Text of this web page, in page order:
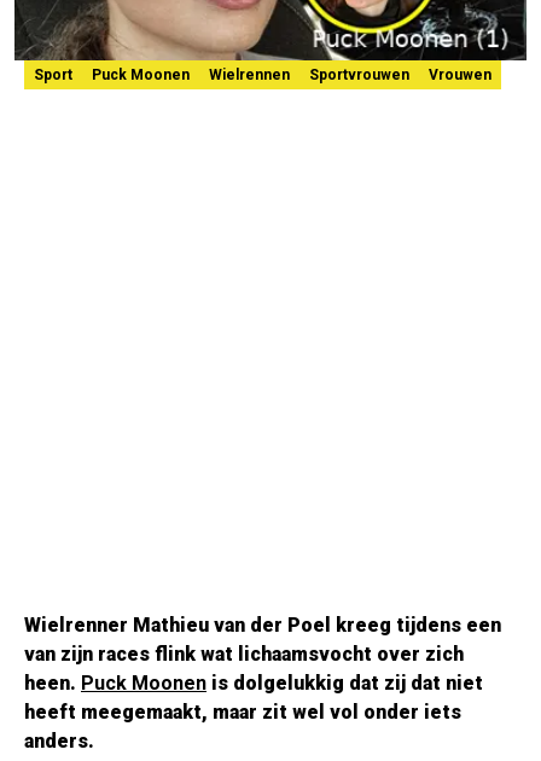
Sport Puck Moonen Wielrennen Sportvrouwen Vrouwen
Wielrenner Mathieu van der Poel kreeg tijdens een
van zijn races flink wat lichaamsvocht over zich
heen. Puck Moonen is dolgelukkig dat zij dat niet
heeft meegemaakt, maar zit wel vol onder iets
anders.